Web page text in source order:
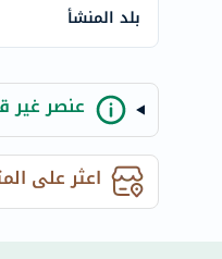
accu-
activise
acuvue
annemarie-
borlind
webber-
بلد المنشأ
عنصر غير
اعثر على